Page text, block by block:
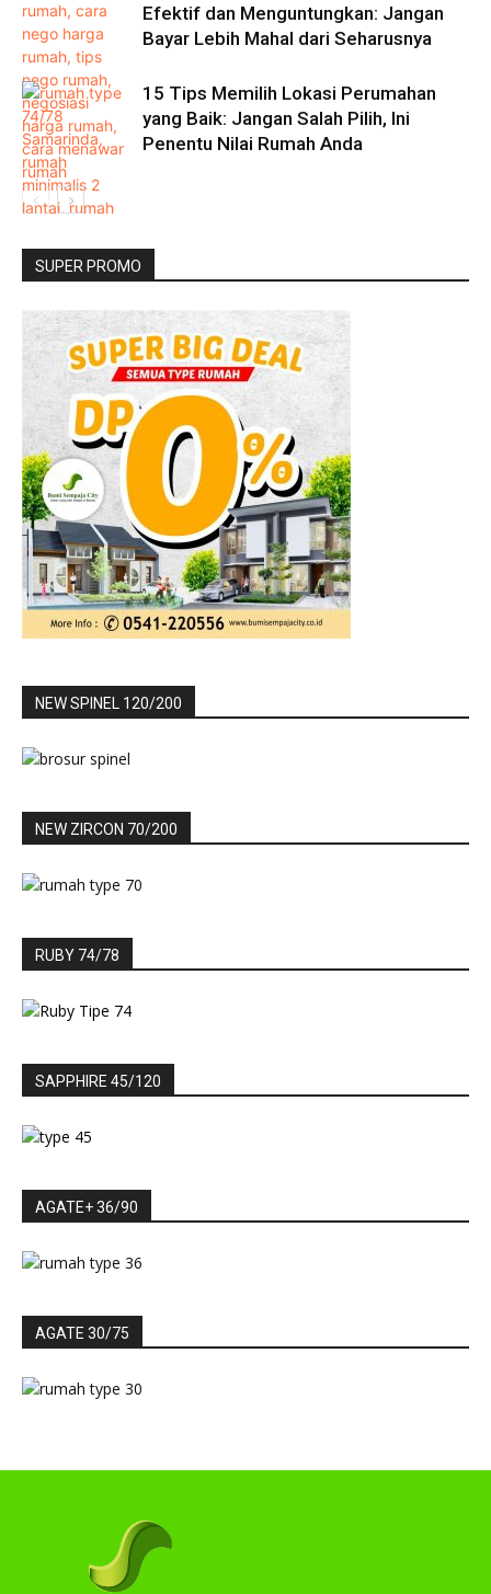
Efektif dan Menguntungkan: Jangan
Bayar Lebih Mahal dari Seharusnya
15 Tips Memilih Lokasi Perumahan
yang Baik: Jangan Salah Pilih, Ini
Penentu Nilai Rumah Anda
SUPER PROMO
NEW SPINEL 120/200
NEW ZIRCON 70/200
RUBY 74/78
SAPPHIRE 45/120
AGATE+ 36/90
AGATE 30/75